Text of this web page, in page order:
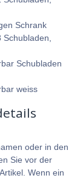
Schrank
Schubladen
weiss
oder in den
Sie vor der
Wenn ein